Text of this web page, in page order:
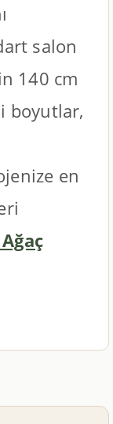
salon
140 cm
boyutlar,
en